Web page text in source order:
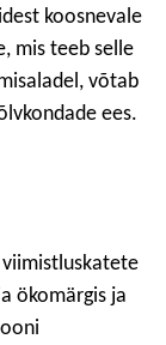
koosnevale
mis teeb selle
võtab
ees.
ökomärgis ja